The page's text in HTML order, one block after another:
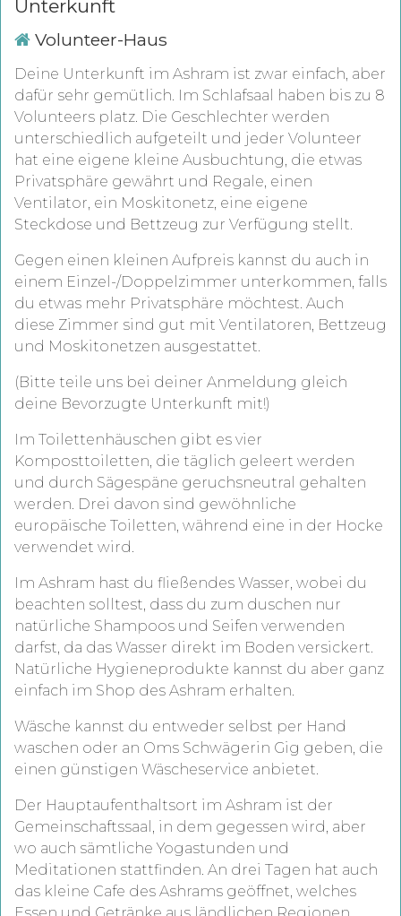
Unterkunft
Volunteer-Haus
Deine Unterkunft im Ashram ist zwar einfach, aber
dafür sehr gemütlich. Im Schlafsaal haben bis zu 8
Volunteers platz. Die Geschlechter werden
unterschiedlich aufgeteilt und jeder Volunteer
hat eine eigene kleine Ausbuchtung, die etwas
Privatsphäre gewährt und Regale, einen
Ventilator, ein Moskitonetz, eine eigene
Steckdose und Bettzeug zur Verfügung stellt.
Gegen einen kleinen Aufpreis kannst du auch in
einem Einzel-/Doppelzimmer unterkommen, falls
du etwas mehr Privatsphäre möchtest. Auch
diese Zimmer sind gut mit Ventilatoren, Bettzeug
und Moskitonetzen ausgestattet.
(Bitte teile uns bei deiner Anmeldung gleich
deine Bevorzugte Unterkunft mit!)
Im Toilettenhäuschen gibt es vier
Komposttoiletten, die täglich geleert werden
und durch Sägespäne geruchsneutral gehalten
werden. Drei davon sind gewöhnliche
europäische Toiletten, während eine in der Hocke
verwendet wird.
Im Ashram hast du fließendes Wasser, wobei du
beachten solltest, dass du zum duschen nur
natürliche Shampoos und Seifen verwenden
darfst, da das Wasser direkt im Boden versickert.
Natürliche Hygieneprodukte kannst du aber ganz
einfach im Shop des Ashram erhalten.
Wäsche kannst du entweder selbst per Hand
waschen oder an Oms Schwägerin Gig geben, die
einen günstigen Wäscheservice anbietet.
Der Hauptaufenthaltsort im Ashram ist der
Gemeinschaftssaal, in dem gegessen wird, aber
wo auch sämtliche Yogastunden und
Meditationen stattfinden. An drei Tagen hat auch
das kleine Cafe des Ashrams geöffnet, welches
Essen und Getränke aus ländlichen Regionen